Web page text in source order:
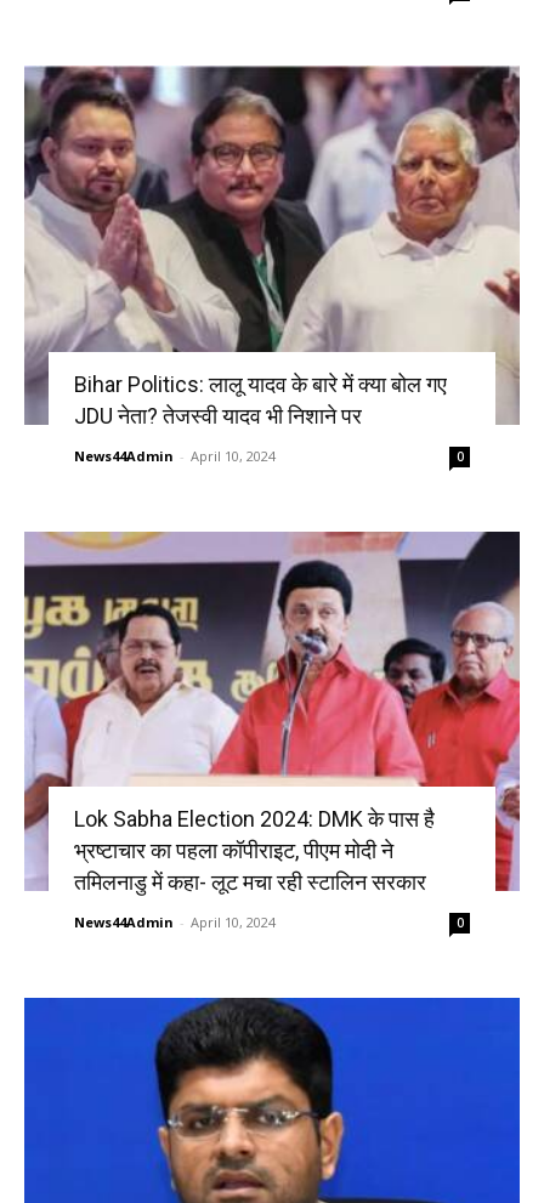
Bihar Politics: लालू यादव के बारे में क्या बोल गए
JDU नेता? तेजस्वी यादव भी निशाने पर
News44Admin - April 10, 2024 0
Lok Sabha Election 2024: DMK के पास है
भ्रष्टाचार का पहला कॉपीराइट, पीएम मोदी ने
तमिलनाडु में कहा- लूट मचा रही स्टालिन सरकार
News44Admin - April 10, 2024 0